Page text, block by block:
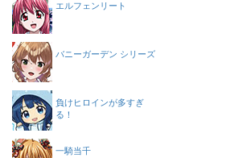
エルフェンリート
バニーガーデン シリーズ
負けヒロインが多すぎ
る！
一騎当千